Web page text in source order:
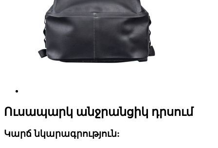
Ուսապարկ անջրանցիկ դրսում
Կարճ նկարագրություն: